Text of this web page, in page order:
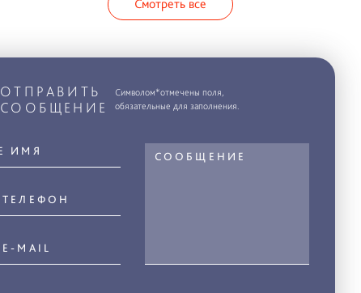
Смотреть все
ОТПРАВИТЬ
СООБЩЕНИЕ
Символом*отмечены поля,
обязательные для заполнения.